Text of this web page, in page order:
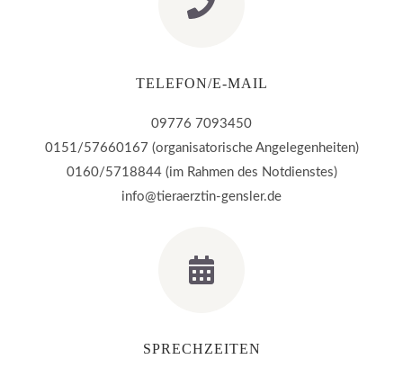
TELEFON/E-MAIL
09776 7093450
0151/57660167 (organisatorische Angelegenheiten)
0160/5718844 (im Rahmen des Notdienstes)
info@tieraerztin-gensler.de
SPRECHZEITEN